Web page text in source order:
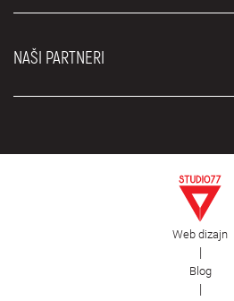
Blog
O nama
Rent a car Beograd Royal
NAŠI PARTNERI
EDePro
Web dizajn
|
Blog
|